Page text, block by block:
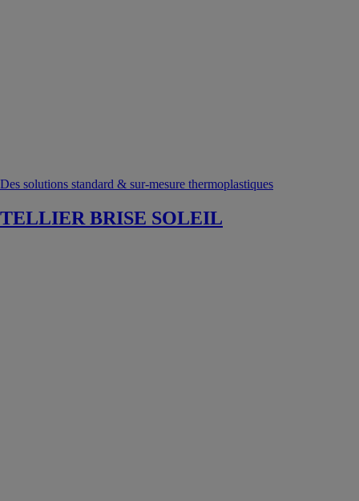
Des solutions standard & sur-mesure thermoplastiques
TELLIER BRISE SOLEIL